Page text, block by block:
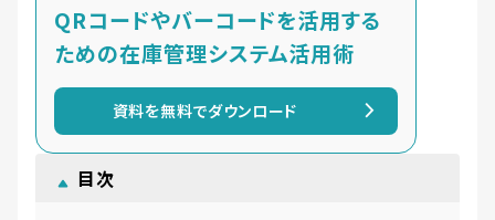
QRコードやバーコードを活用する
ための在庫管理システム活用術
資料を無料でダウンロード
目次